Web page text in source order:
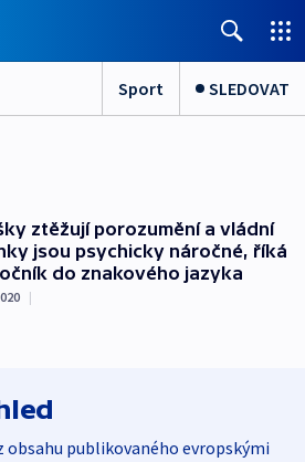
Sport SLEDOVAT
ztěžují porozumění a vládní
jsou psychicky náročné, říká
do znakového jazyka
|
obsahu publikovaného evropskými